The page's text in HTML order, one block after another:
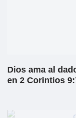
Dios ama al
en 2 Corintios